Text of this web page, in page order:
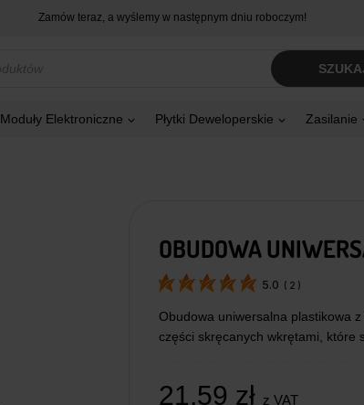
Zamów teraz, a wyślemy w następnym dniu roboczym!
Moduły Elektroniczne Płytki Deweloperskie Zasilanie
OBUDOWA
5.0 ( 2 )
Obudowa uniwersalna plastikowa
części skręcanych wkrętami, które
21,59 zł z VAT